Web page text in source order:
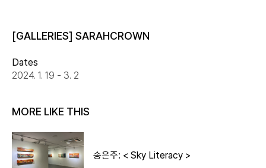
[GALLERIES] SARAHCROWN
Dates
2024. 1. 19 - 3. 2
MORE LIKE THIS
송은주: < Sky Literacy >